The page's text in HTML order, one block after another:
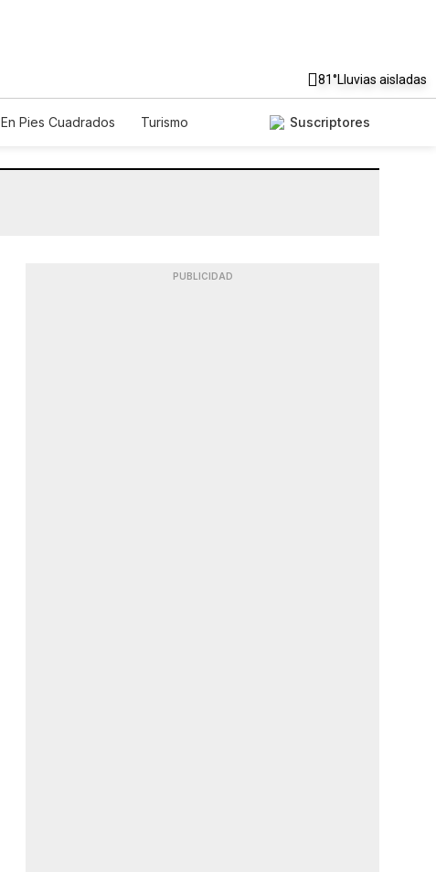
81°Lluvias aisladas
En Pies Cuadrados
Turismo
Suscriptores
PUBLICIDAD